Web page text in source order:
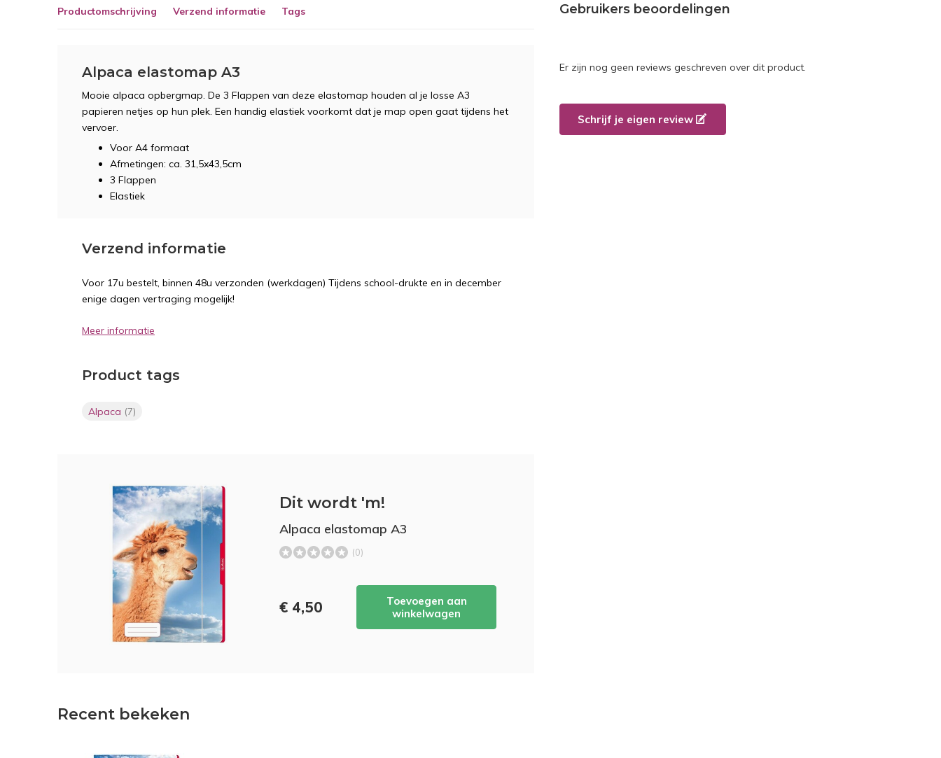
Productomschrijving Verzend informatie Tags
Alpaca elastomap A3
Mooie alpaca opbergmap. De 3 Flappen van deze elastomap houden al je losse A3
papieren netjes op hun plek. Een handig elastiek voorkomt dat je map open gaat tijdens het
vervoer.
Voor A4 formaat
Afmetingen: ca. 31,5x43,5cm
3 Flappen
Elastiek
Verzend informatie
Voor 17u bestelt, binnen 48u verzonden (werkdagen) Tijdens school-drukte en in december
enige dagen vertraging mogelijk!
Meer informatie
Product tags
Alpaca (7)
Dit wordt 'm!
Alpaca elastomap A3
(0)
€ 4,50
Toevoegen aan
winkelwagen
Gebruikers beoordelingen
Er zijn nog geen reviews geschreven over dit product.
Schrijf je eigen review
Recent bekeken